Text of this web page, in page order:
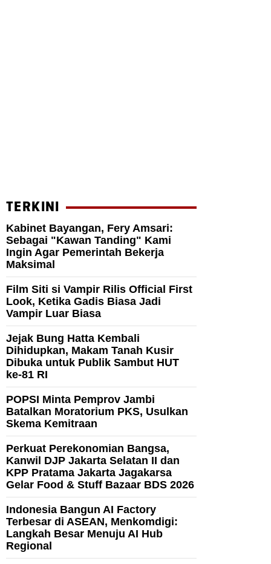
TERKINI
Kabinet Bayangan, Fery Amsari:
Sebagai "Kawan Tanding" Kami
Ingin Agar Pemerintah Bekerja
Maksimal
Film Siti si Vampir Rilis Official First
Look, Ketika Gadis Biasa Jadi
Vampir Luar Biasa
Jejak Bung Hatta Kembali
Dihidupkan, Makam Tanah Kusir
Dibuka untuk Publik Sambut HUT
ke-81 RI
POPSI Minta Pemprov Jambi
Batalkan Moratorium PKS, Usulkan
Skema Kemitraan
Perkuat Perekonomian Bangsa,
Kanwil DJP Jakarta Selatan II dan
KPP Pratama Jakarta Jagakarsa
Gelar Food & Stuff Bazaar BDS 2026
Indonesia Bangun AI Factory
Terbesar di ASEAN, Menkomdigi:
Langkah Besar Menuju AI Hub
Regional